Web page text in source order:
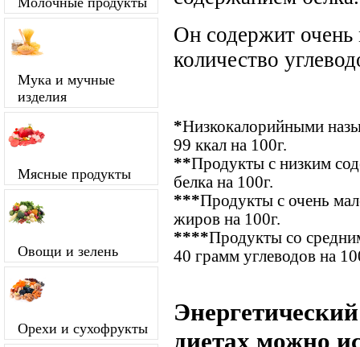
Мука и мучные
изделия
Мясные продукты
Овощи и зелень
Орехи и сухофрукты
Он содержит очень
количество
*Низкокалорийными
99 ккал на 100г.
**Продукты с низким
белка на 100г.
***Продукты с очень
жиров на 100г.
****Продукты со
40 грамм углеводов на
диетах можно